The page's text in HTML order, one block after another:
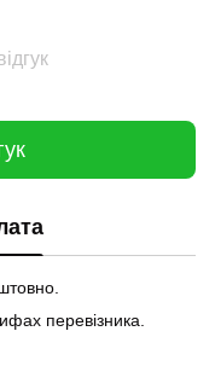
перевізника.